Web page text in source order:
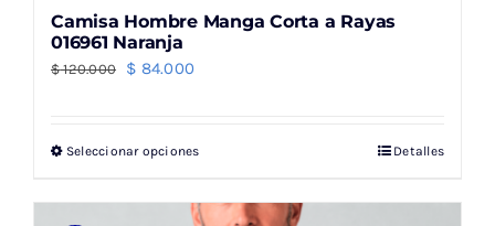
Camisa Hombre Manga Corta a Rayas
016961 Naranja
$120.000
El
era:
$ 84.000
es:
Seleccionar opcionesEste
tiene
Detalles